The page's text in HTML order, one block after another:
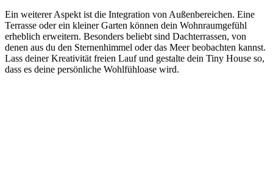
Ein weiterer Aspekt ist die Integration von Außenbereichen. Eine
Terrasse oder ein kleiner Garten können dein Wohnraumgefühl
erheblich erweitern. Besonders beliebt sind Dachterrassen, von
denen aus du den Sternenhimmel oder das Meer beobachten kannst.
Lass deiner Kreativität freien Lauf und gestalte dein Tiny House so,
dass es deine persönliche Wohlfühloase wird.